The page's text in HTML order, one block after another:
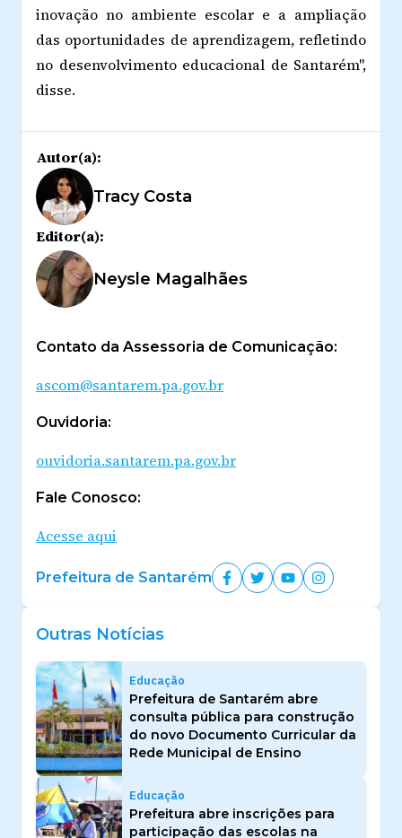
inovação no ambiente escolar e a ampliação
das oportunidades de aprendizagem, refletindo
no desenvolvimento educacional de Santarém",
disse.
Autor(a):
Tracy Costa
Editor(a):
Neysle Magalhães
Contato da Assessoria de Comunicação:
ascom@santarem.pa.gov.br
Ouvidoria:
ouvidoria.santarem.pa.gov.br
Fale Conosco:
Acesse aqui
Prefeitura de Santarém
Outras Notícias
Educação
Prefeitura de Santarém abre
consulta pública para construção
do novo Documento Curricular da
Rede Municipal de Ensino
Educação
Prefeitura abre inscrições para
participação das escolas na